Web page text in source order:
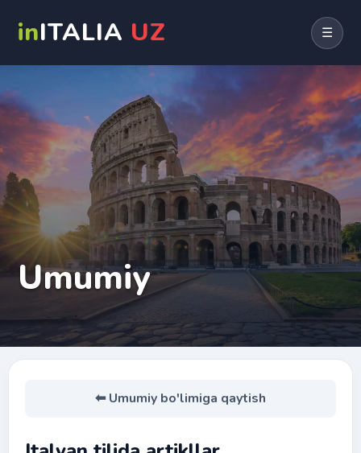
inITALIA UZ ☰
Umumiy
⬅ Umumiy bo'limiga qaytish